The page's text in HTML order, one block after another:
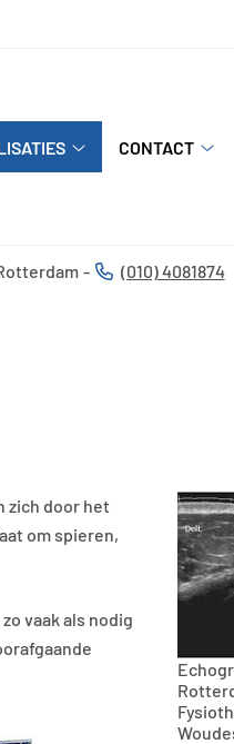
CONTACT
Tel:
(010) 4081874
zich door het
om spieren,
vaak als nodig